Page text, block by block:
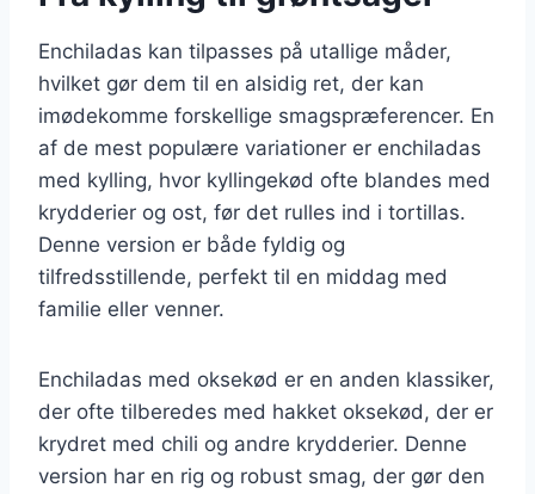
Enchiladas kan tilpasses på utallige måder,
hvilket gør dem til en alsidig ret, der kan
imødekomme forskellige smagspræferencer. En
af de mest populære variationer er enchiladas
med kylling, hvor kyllingekød ofte blandes med
krydderier og ost, før det rulles ind i tortillas.
Denne version er både fyldig og
tilfredsstillende, perfekt til en middag med
familie eller venner.
Enchiladas med oksekød er en anden klassiker,
der ofte tilberedes med hakket oksekød, der er
krydret med chili og andre krydderier. Denne
version har en rig og robust smag, der gør den